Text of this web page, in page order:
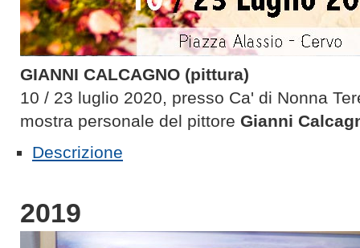
GIANNI CALCAGNO (pittura)
10 / 23 luglio 2020, presso Ca' di Nonna
mostra personale del pittore Gianni
Descrizione
2019